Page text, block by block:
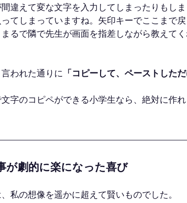
違えて変な文字を入力してしまったりもしま
てしまっていますね。矢印キーでここまで
るで隣で先生が画面を指差しながら教えて
われた通りに 「コピーして、ペーストしただ
字のコピペができる小学生なら、絶対に作
が劇的に楽になった喜び
私の想像を遥かに超えて賢いものでした。